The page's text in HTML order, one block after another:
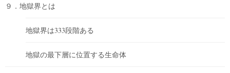
９．地獄界とは
地獄界は333段階ある
地獄の最下層に位置する生命体